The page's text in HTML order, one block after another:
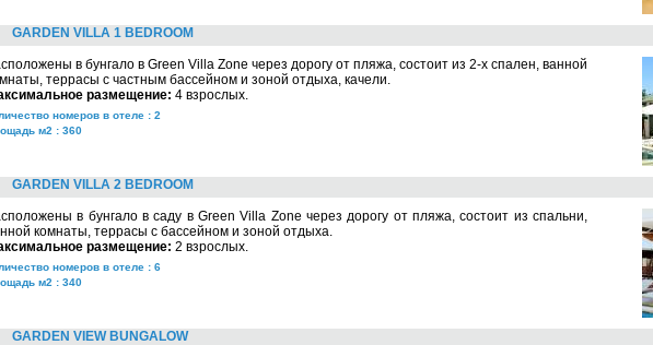
GARDEN VILLA 1 BEDROOM
в бунгало в Green Villa Zone через дорогу от пляжа, состоит из 2-х спален, ванной
террасы с частным бассейном и зоной отдыха, качели.
размещение: 4 взрослых.
номеров в отеле : 2
м2 : 360
GARDEN VILLA 2 BEDROOM
в бунгало в саду в Green Villa Zone через дорогу от пляжа, состоит из спальни,
комнаты, террасы с бассейном и зоной отдыха.
размещение: 2 взрослых.
номеров в отеле : 6
м2 : 340
GARDEN VIEW BUNGALOW